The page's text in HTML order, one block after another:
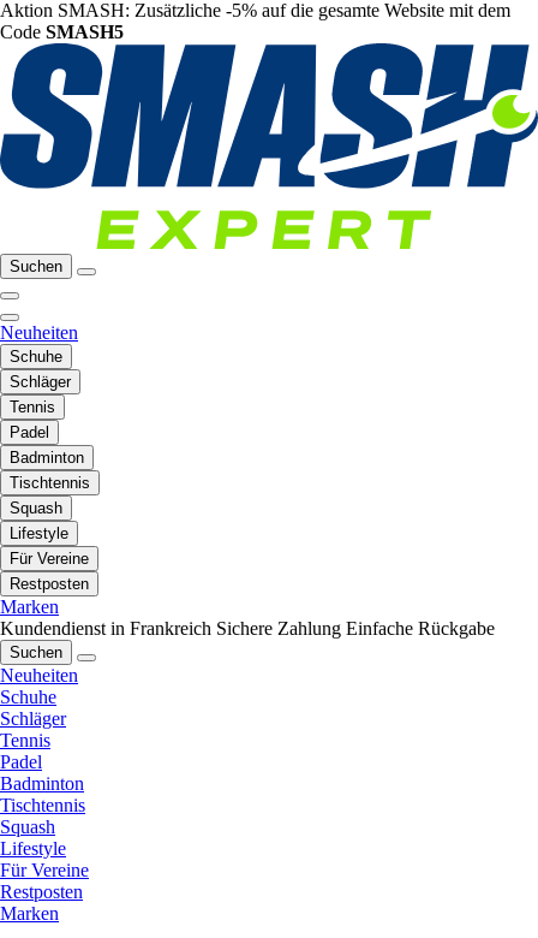
Aktion SMASH: Zusätzliche -5% auf die gesamte Website mit dem
Code SMASH5
Suchen
Neuheiten
Schuhe
Schläger
Tennis
Padel
Badminton
Tischtennis
Squash
Lifestyle
Für Vereine
Restposten
Marken
Kundendienst in Frankreich Sichere Zahlung Einfache Rückgabe
Suchen
Neuheiten
Schuhe
Schläger
Tennis
Padel
Badminton
Tischtennis
Squash
Lifestyle
Für Vereine
Restposten
Marken